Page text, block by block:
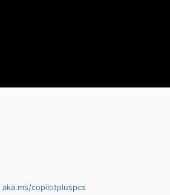
aka.ms/copilotpluspcs